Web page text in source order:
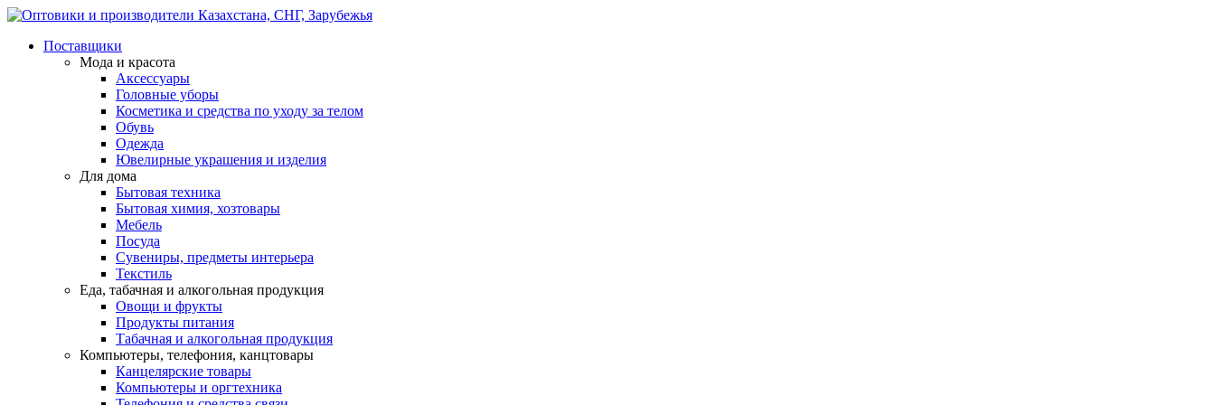
Поставщики
Мода и красота
Аксессуары
Головные уборы
Косметика и средства по уходу за телом
Обувь
Одежда
Ювелирные украшения и изделия
Для дома
Бытовая техника
Бытовая химия, хозтовары
Мебель
Посуда
Сувениры, предметы интерьера
Текстиль
Еда, табачная и алкогольная продукция
Овощи и фрукты
Продукты питания
Табачная и алкогольная продукция
Компьютеры, телефония, канцтовары
Канцелярские товары
Компьютеры и оргтехника